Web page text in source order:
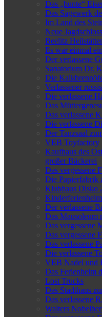
Das „bunte“
Das Sägewerk
Im Land des
Neue
Beelitz
Es war einmal
Der verlassene
Sanatorium Dr. K
Die
Verlassener
Die verlassene
Das
Das verlassene
Die verlassene
Der Tanzsaal
VEB Toyfactory
Kaufhaus des
großer Bäckerei
Das vergessene
Die Papierfabrik
Klubhaus Disko
Der verlassene
Das Mausoleum
Das vergessene
Das vergessene
Das verlassene
Die verlassene
VEB Nadel und
Das Ferienheim
Lost Trucks
Das Stadthaus
Das verlassene
Walters